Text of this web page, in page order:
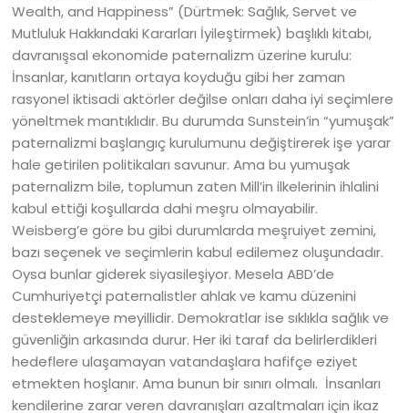
Wealth, and Happiness” (Dürtmek: Sağlık, Servet ve
Mutluluk Hakkındaki Kararları İyileştirmek) başlıklı kitabı,
davranışsal ekonomide paternalizm üzerine kurulu:
İnsanlar, kanıtların ortaya koyduğu gibi her zaman
rasyonel iktisadi aktörler değilse onları daha iyi seçimlere
yöneltmek mantıklıdır. Bu durumda Sunstein’in “yumuşak”
paternalizmi başlangıç kurulumunu değiştirerek işe yarar
hale getirilen politikaları savunur. Ama bu yumuşak
paternalizm bile, toplumun zaten Mill’in ilkelerinin ihlalini
kabul ettiği koşullarda dahi meşru olmayabilir.
Weisberg’e göre bu gibi durumlarda meşruiyet zemini,
bazı seçenek ve seçimlerin kabul edilemez oluşundadır.
Oysa bunlar giderek siyasileşiyor. Mesela ABD’de
Cumhuriyetçi paternalistler ahlak ve kamu düzenini
desteklemeye meyillidir. Demokratlar ise sıklıkla sağlık ve
güvenliğin arkasında durur. Her iki taraf da belirlerdikleri
hedeflere ulaşamayan vatandaşlara hafifçe eziyet
etmekten hoşlanır. Ama bunun bir sınırı olmalı. İnsanları
kendilerine zarar veren davranışları azaltmaları için ikaz